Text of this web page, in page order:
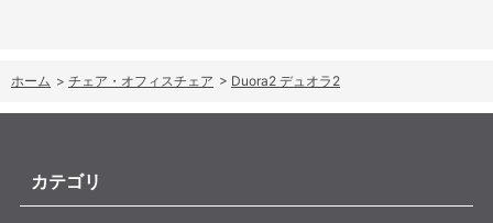
ホーム > チェア・オフィスチェア > Duora2 デュオラ2
カテゴリ